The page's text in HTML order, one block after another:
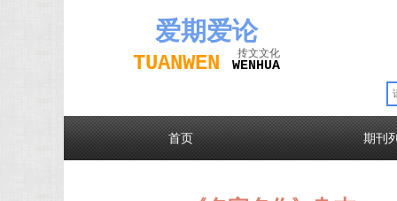
爱期爱论
TUANWEN WENHUA
抟文文化
首页 期刊